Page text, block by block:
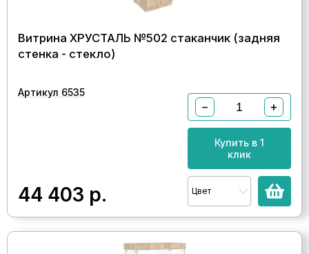
Витрина ХРУСТАЛЬ №502 стаканчик (задняя
стенка - стекло)
Артикул 6535
44 403 р.
− +
Купить в 1
клик
Цвет